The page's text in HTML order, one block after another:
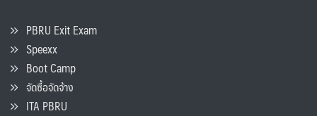
PBRU Exit Exam
Speexx
Boot Camp
จัดซื้อจัดจ้าง
ITA PBRU